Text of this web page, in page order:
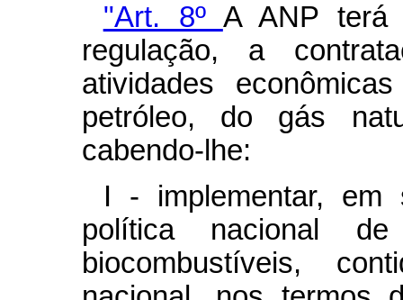
"Art. 8º A ANP terá
regulação, a
atividades
petróleo, do gás
cabendo-lhe:
I - implementar, em
política nacional
biocombustíveis,